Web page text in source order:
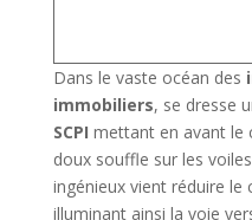
Dans le vaste océan des
immobiliers, se dresse
SCPI mettant en avant le
doux souffle sur les
ingénieux vient réduire
illuminant ainsi la voie